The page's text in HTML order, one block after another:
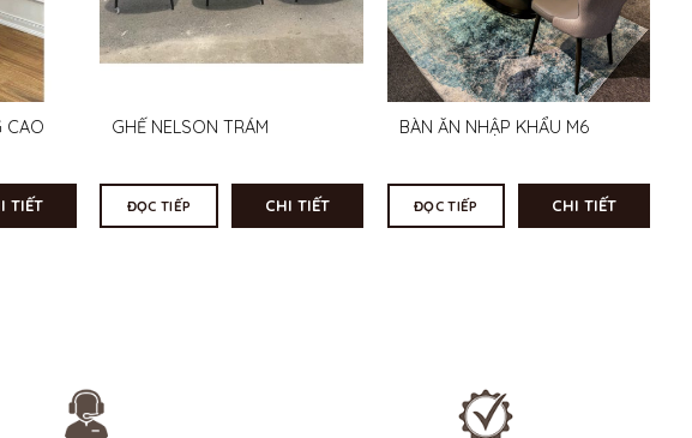
CAO
TIẾT
GHẾ NELSON TRÁM
ĐỌC TIẾP CHI TIẾT
BÀN ĂN NHẬP KHẨU M6
ĐỌC TIẾP CHI TIẾT